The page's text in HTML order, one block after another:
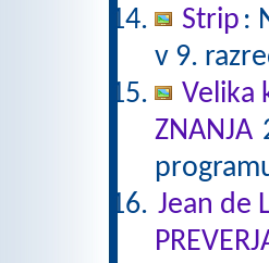
Strip :
v 9.
Velika
ZNANJA
Jean de